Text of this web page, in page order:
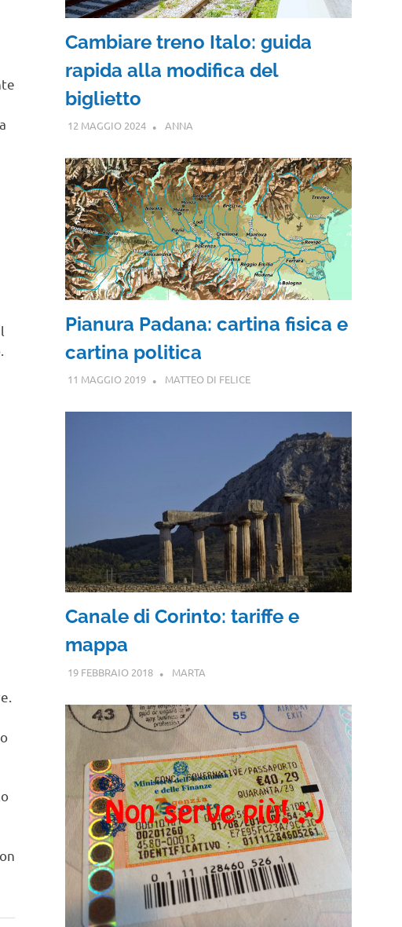
Cambiare treno Italo: guida
rapida alla modifica del
biglietto
12 MAGGIO 2024 ANNA
Pianura Padana: cartina fisica e
cartina politica
11 MAGGIO 2019 MATTEO DI FELICE
Canale di Corinto: tariffe e
mappa
19 FEBBRAIO 2018 MARTA